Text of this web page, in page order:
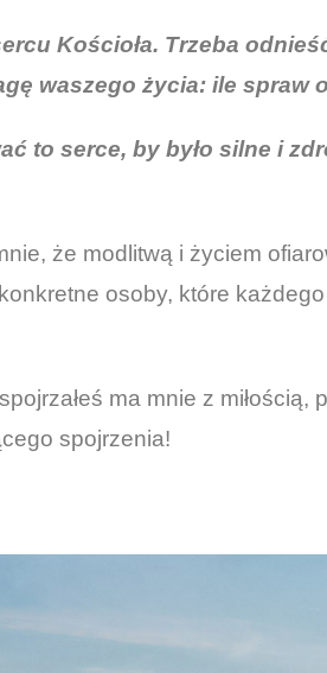
Kościoła. Trzeba
waszego życia: ile spraw
to serce, by było silne i
że modlitwą i życiem
osoby, które
ma mnie z miłością,
spojrzenia!